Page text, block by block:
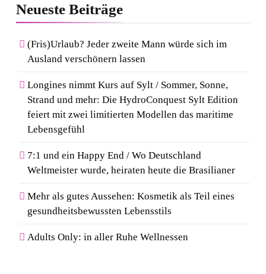
Neueste Beiträge
(Fris)Urlaub? Jeder zweite Mann würde sich im
Ausland verschönern lassen
Longines nimmt Kurs auf Sylt / Sommer, Sonne,
Strand und mehr: Die HydroConquest Sylt Edition
feiert mit zwei limitierten Modellen das maritime
Lebensgefühl
7:1 und ein Happy End / Wo Deutschland
Weltmeister wurde, heiraten heute die Brasilianer
Mehr als gutes Aussehen: Kosmetik als Teil eines
gesundheitsbewussten Lebensstils
Adults Only: in aller Ruhe Wellnessen